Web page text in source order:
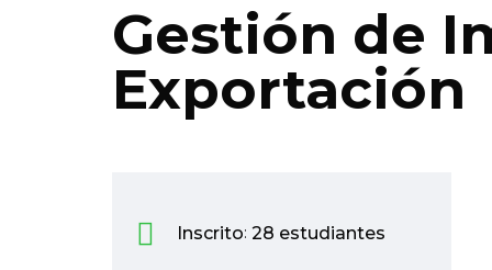
Gestión de
Exportación
Inscrito: 28 estudiantes